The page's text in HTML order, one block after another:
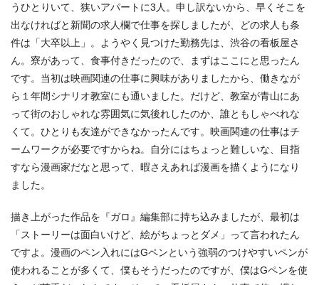
うひとりいて、狭いアパートに3人。申し訳ないから、早くそこを
出なければと新聞の求人欄で仕事を探しましたが、どの求人も条
件は「大卒以上」。ようやく見つけた勤務先は、渋谷の看板屋さ
ん。寮があって、食事付きだったので、まずはここにと思ったん
です。当初は映画関連の仕事に興味がありましたから、働きなが
ら１年間シナリオ教室にも通いました。だけど、教室が青山にあ
って街のおしゃれな雰囲気に気後れしたのか、誰ともしゃべれな
くて。ひとりも友達ができなかったんです。映画関連の仕事はチ
ームワークが必要ですからね。自分にはちょっと難しいな、目指
すなら漫画家だなと思って、暇さえあれば漫画を描くようになり
ました。
描き上がった作品を『ガロ』編集部に持ち込みましたが、最初は
「ストーリーは面白いけど、絵がちょっとダメ」って言われたん
ですよ。漫画のペン入れにはGペンという強弱のつけやすいペンが
使われることが多くて、僕もそうだったのですが、僕はGペンを使